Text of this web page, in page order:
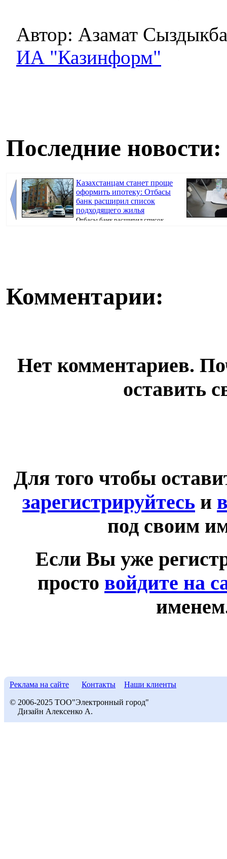
Автор: Азамат
ИА "Казинформ"
Последние новости:
Казахстанцам станет проще
оформить ипотеку: Отбасы
банк расширил список
подходящего жилья
Отбасы банк расширил список
Комментарии:
Нет комментариев.
оставить
Для того чтобы
зарегистрируйтесь и
под своим
Если Вы уже
просто войдите на
Реклама на сайте Контакты Наши клиенты
© 2006-2025 ТОО"Электронный город"
Дизайн Алексенко А.